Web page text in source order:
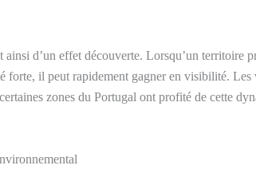
d’un effet découverte. Lorsqu’un territoire
forte, il peut rapidement gagner en visibilité. Les
zones du Portugal ont profité de cette